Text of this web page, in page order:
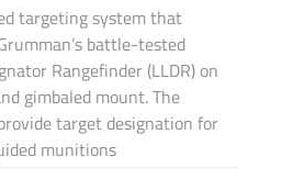
targeting system that
battle-tested
Rangefinder (LLDR) on
gimbaled mount. The
target designation for
munitions.